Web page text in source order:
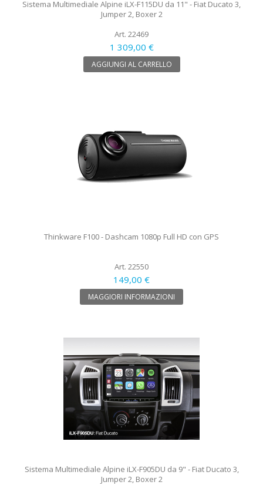
Sistema Multimediale Alpine iLX-F115DU da 11" - Fiat Ducato 3,
Jumper 2, Boxer 2
Art. 22469
1 309,00 €
AGGIUNGI AL CARRELLO
Thinkware F100 - Dashcam 1080p Full HD con GPS
Art. 22550
149,00 €
MAGGIORI INFORMAZIONI
Sistema Multimediale Alpine iLX-F905DU da 9" - Fiat Ducato 3,
Jumper 2, Boxer 2